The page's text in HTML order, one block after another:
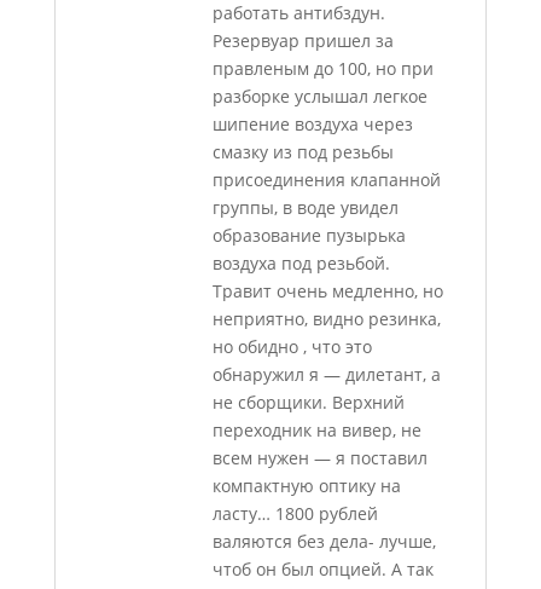
работать антибздун.
Резервуар пришел за
правленым до 100, но при
разборке услышал легкое
шипение воздуха через
смазку из под резьбы
присоединения клапанной
группы, в воде увидел
образование пузырька
воздуха под резьбой.
Травит очень медленно, но
неприятно, видно резинка,
но обидно , что это
обнаружил я — дилетант, а
не сборщики. Верхний
переходник на вивер, не
всем нужен — я поставил
компактную оптику на
ласту… 1800 рублей
валяются без дела- лучше,
чтоб он был опцией. А так